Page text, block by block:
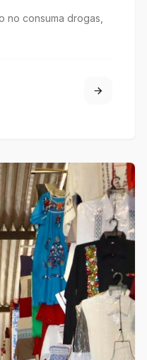
no consuma drogas,